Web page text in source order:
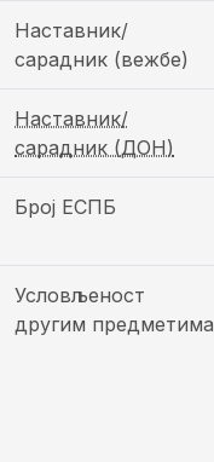
Наставник/
сарадник (вежбе)
Наставник/
сарадник (ДОН)
Број ЕСПБ
Условљеност
другим предметима